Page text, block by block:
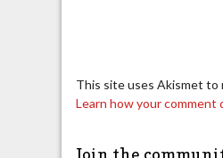
This site uses Akismet to
Learn how your comment